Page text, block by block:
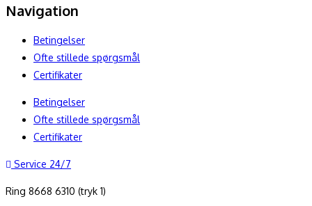
Navigation
Betingelser
Ofte stillede spørgsmål
Certifikater
Betingelser
Ofte stillede spørgsmål
Certifikater
Service 24/7
Ring 8668 6310 (tryk 1)